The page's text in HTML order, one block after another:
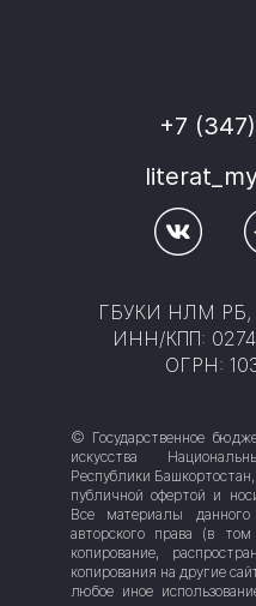
+7
ГБУКИ НЛМ РБ,
ИНН/КПП:
ОГРН:
© Государственное
искусства
Республики
публичной офертой и
Все материалы
авторского права (в
копирование,
копирования на другие
любое иное